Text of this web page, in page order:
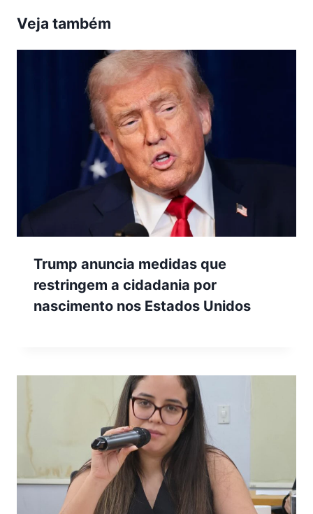
Veja também
Trump anuncia medidas que
restringem a cidadania por
nascimento nos Estados Unidos